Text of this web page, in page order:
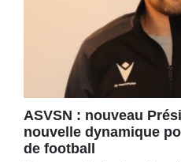
ASVSN : nouveau
nouvelle dynamique
de football